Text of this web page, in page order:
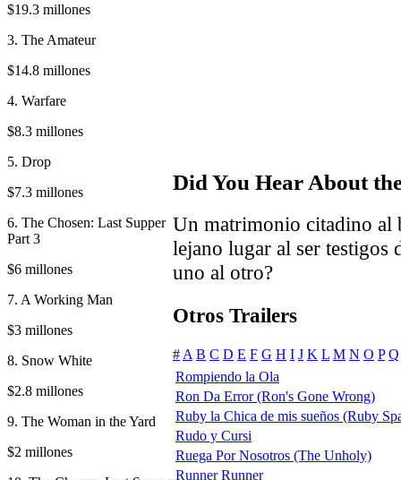
$19.3 millones
3. The Amateur
$14.8 millones
4. Warfare
$8.3 millones
5. Drop
$7.3 millones
6. The Chosen: Last Supper
Part 3
$6 millones
7. A Working Man
$3 millones
8. Snow White
$2.8 millones
9. The Woman in the Yard
$2 millones
Did You Hear About
Un matrimonio citadino al
lejano lugar al ser testigos
uno al otro?
Otros Trailers
#A B C D E F G H I J K L M N O P Q
Rompiendo la Ola
Ron Da Error (Ron's Gone Wrong)
Ruby la Chica de mis sueños (Ruby
Rudo y Cursi
Ruega Por Nosotros (The Unholy)
Runner Runner